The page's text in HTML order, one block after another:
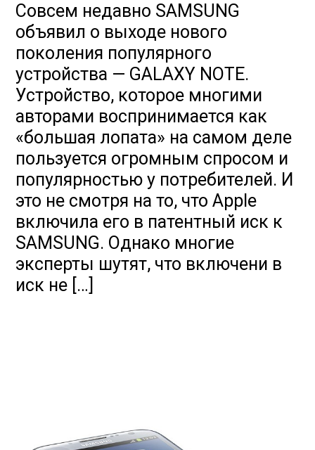
Совсем недавно SAMSUNG
объявил о выходе нового
поколения популярного
устройства — GALAXY NOTE.
Устройство, которое многими
авторами воспринимается как
«большая лопата» на самом деле
пользуется огромным спросом и
популярностью у потребителей. И
это не смотря на то, что Apple
включила его в патентный иск к
SAMSUNG. Однако многие
эксперты шутят, что включени в
иск не […]